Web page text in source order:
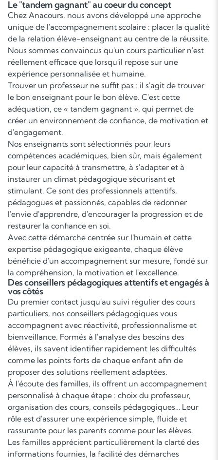
Le "tandem gagnant" au coeur du concept
Chez Anacours, nous avons développé une approche
unique de l'accompagnement scolaire : placer la qualité
de la relation élève-enseignant au centre de la réussite.
Nous sommes convaincus qu'un cours particulier n'est
réellement efficace que lorsqu'il repose sur une
expérience personnalisée et humaine.
Trouver un professeur ne suffit pas : il s'agit de trouver
le bon enseignant pour le bon élève. C'est cette
adéquation, ce « tandem gagnant », qui permet de
créer un environnement de confiance, de motivation et
d'engagement.
Nos enseignants sont sélectionnés pour leurs
compétences académiques, bien sûr, mais également
pour leur capacité à transmettre, à s'adapter et à
instaurer un climat pédagogique sécurisant et
stimulant. Ce sont des professionnels attentifs,
pédagogues et passionnés, capables de redonner
l'envie d'apprendre, d'encourager la progression et de
restaurer la confiance en soi.
Avec cette démarche centrée sur l'humain et cette
expertise pédagogique exigeante, chaque élève
bénéficie d'un accompagnement sur mesure, fondé sur
la compréhension, la motivation et l'excellence.
Des conseillers pédagogiques attentifs et engagés à
vos côtés
Du premier contact jusqu'au suivi régulier des cours
particuliers, nos conseillers pédagogiques vous
accompagnent avec réactivité, professionnalisme et
bienveillance. Formés à l'analyse des besoins des
élèves, ils savent identifier rapidement les difficultés
comme les points forts de chaque enfant afin de
proposer des solutions réellement adaptées.
À l'écoute des familles, ils offrent un accompagnement
personnalisé à chaque étape : choix du professeur,
organisation des cours, conseils pédagogiques… Leur
rôle est d'assurer une expérience simple, fluide et
rassurante pour les parents comme pour les élèves.
Les familles apprécient particulièrement la clarté des
informations fournies, la facilité des démarches